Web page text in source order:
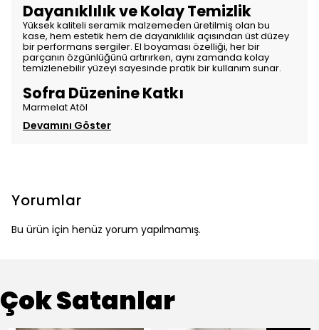
Dayanıklılık ve Kolay Temizlik
Yüksek kaliteli seramik malzemeden üretilmiş olan bu
kase, hem estetik hem de dayanıklılık açısından üst düzey
bir performans sergiler. El boyaması özelliği, her bir
parçanın özgünlüğünü artırırken, aynı zamanda kolay
temizlenebilir yüzeyi sayesinde pratik bir kullanım sunar.
Sofra Düzenine Katkı
Marmelat Atöl
Devamını Göster
Yorumlar
Bu ürün için henüz yorum yapılmamış.
Çok Satanlar